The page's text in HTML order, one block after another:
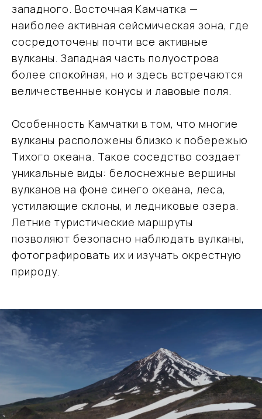
западного. Восточная Камчатка —
наиболее активная сейсмическая зона, где
сосредоточены почти все активные
вулканы. Западная часть полуострова
более спокойная, но и здесь встречаются
величественные конусы и лавовые поля.
Особенность Камчатки в том, что многие
вулканы расположены близко к побережью
Тихого океана. Такое соседство создает
уникальные виды: белоснежные вершины
вулканов на фоне синего океана, леса,
устилающие склоны, и ледниковые озера.
Летние туристические маршруты
позволяют безопасно наблюдать вулканы,
фотографировать их и изучать окрестную
природу.